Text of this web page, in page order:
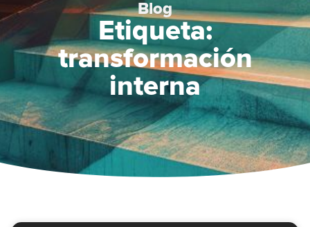
Blog
Etiqueta:
transformación
interna